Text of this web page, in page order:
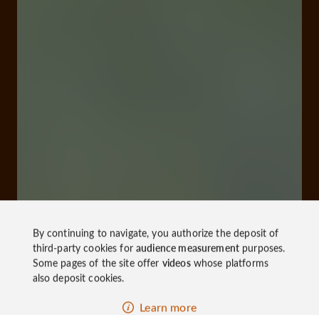
By continuing to navigate, you authorize the deposit of
third-party cookies foraudience measurementpurposes.
Some pages of the site offer videoswhose platforms
also deposit cookies.
Learn more